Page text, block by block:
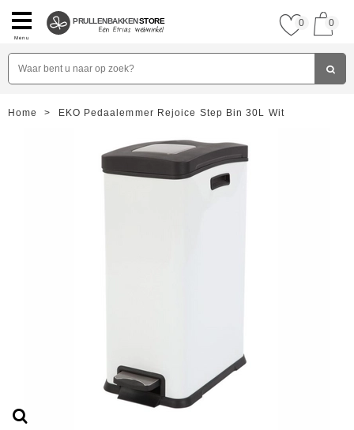
Menu
PRULLENBAKKENSTORE 0 0
Home > EKO Pedaalemmer Rejoice Step Bin 30L Wit